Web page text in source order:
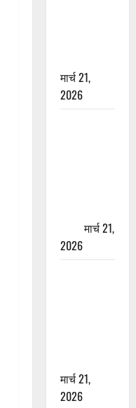
मार्च 21,
2026
मार्च 21,
2026
मार्च 21,
2026